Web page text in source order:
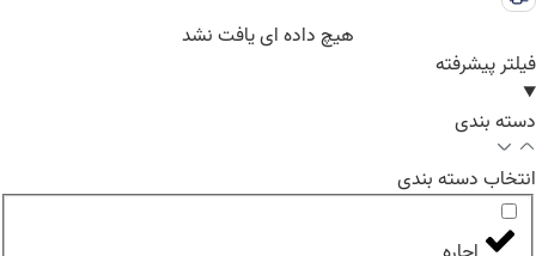
هیچ داده ای یافت نشد
فیلتر پیشرفته
دسته بندی
انتخاب دسته بندی